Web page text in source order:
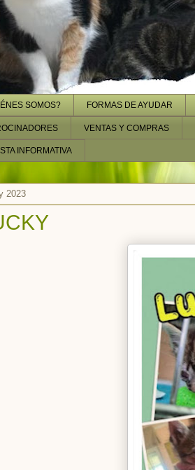
SOMOS? FORMAS DE AYUDAR
VENTAS Y COMPRAS
INFORMATIVA
2023